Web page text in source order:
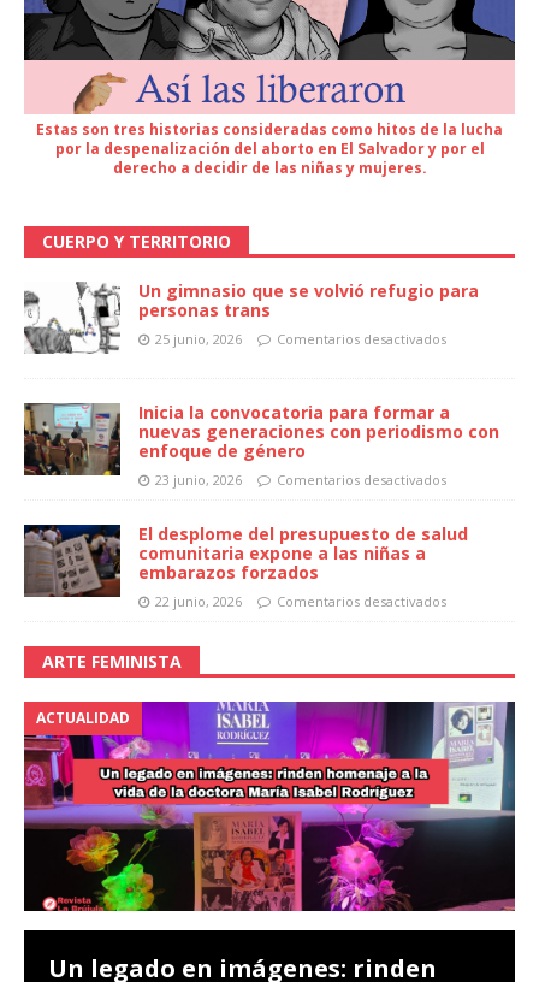
Estas son tres historias consideradas como hitos de la lucha
por la despenalización del aborto en El Salvador y por el
derecho a decidir de las niñas y mujeres.
CUERPO Y TERRITORIO
Un gimnasio que se volvió refugio para
personas trans
25 junio, 2026 Comentarios desactivados
Inicia la convocatoria para formar a
nuevas generaciones con periodismo con
enfoque de género
23 junio, 2026 Comentarios desactivados
El desplome del presupuesto de salud
comunitaria expone a las niñas a
embarazos forzados
22 junio, 2026 Comentarios desactivados
ARTE FEMINISTA
ACTUALIDAD
Un legado en imágenes: rinden